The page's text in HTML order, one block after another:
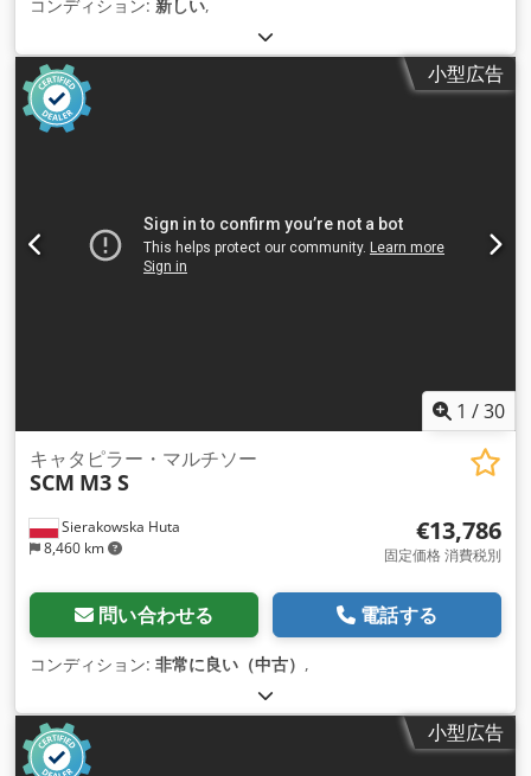
コンディション: 新しい,
小型広告
1 /30
Sierakowska Huta
8,460 km
キャタピラー・マルチソー
SCM M3 S
€13,786
固定価格 消費税別
問い合わせる 電話する
コンディション: 非常に良い（中古） ,
小型広告